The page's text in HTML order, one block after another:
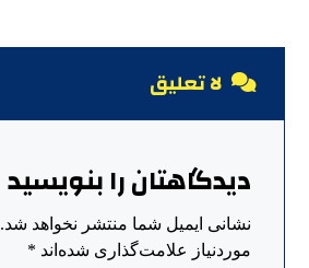
لا تعليق
دیدگاهتان را بنویسید
نشانی ایمیل شما منتشر نخواهد شد.
موردنیاز علامت‌گذاری شده‌اند *